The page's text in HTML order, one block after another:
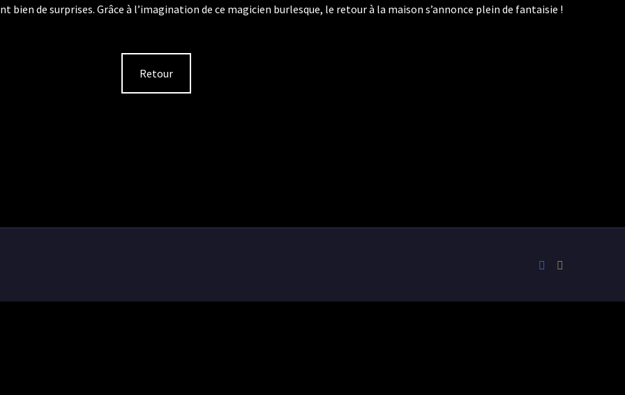
bien de surprises. Grâce à l’imagination de ce magicien burlesque, le retour à la maison s’annonce plein de fantaisie !
Retour